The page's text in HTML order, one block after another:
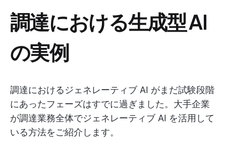
調達における生成型 AI
の実例
調達におけるジェネレーティブ AI がまだ試験段階
にあったフェーズはすでに過ぎました。大手企業
が調達業務全体でジェネレーティブ AI を活用して
いる方法をご紹介します。